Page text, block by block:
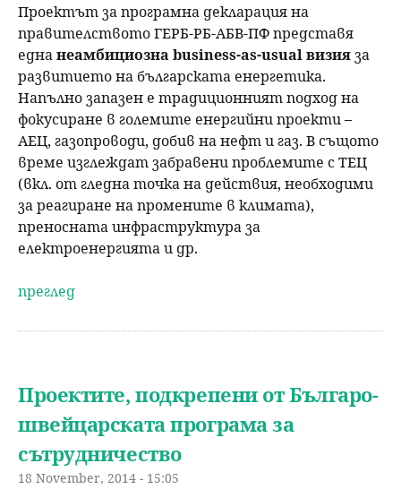
Проектът за програмна декларация на
правителството ГЕРБ-РБ-АБВ-ПФ представя
еднанеамбициозна business-as-usual визия за
развитието на българската енергетика.
Напълно запазен е традиционният подход на
фокусиране в големите енергийни проекти –
АЕЦ, газопроводи, добив на нефт и газ. В същото
време изглеждат забравени проблемите с ТЕЦ
(вкл. от гледна точка на действия, необходими
за реагиране на промените в климата),
преносната инфраструктура за
електроенергията и др.
преглед
Проектите, подкрепени от Българо-
швейцарската програма за
сътрудничество
18 November, 2014 - 15:05